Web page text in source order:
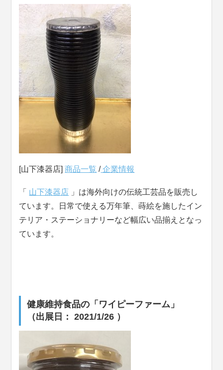
[山下漆器店]商品一覧 /企業情報
「 山下漆器店 」は海外向けの伝統工芸品を販売し
ています。日常で使える万年筆、蒔絵を施したイン
テリア・ステーショナリーなど幅広い品揃えとなっ
ています。
健康維持食品の「ワイピーファーム」
（出展日： 2021/1/26 ）